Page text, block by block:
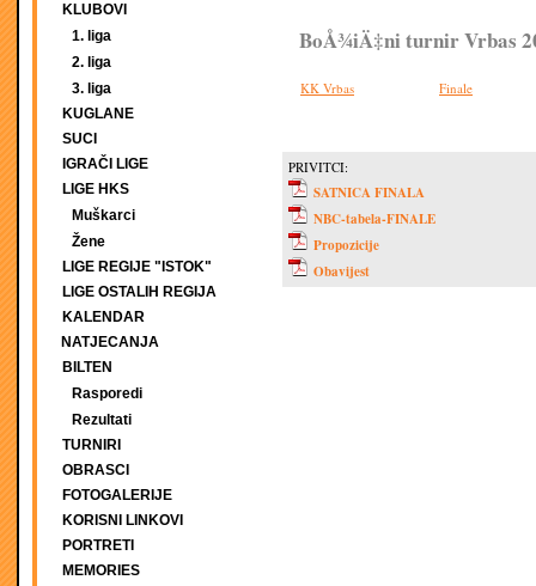
KLUBOVI
1. liga
2. liga
3. liga
KUGLANE
SUCI
IGRAČI LIGE
LIGE HKS
Muškarci
Žene
LIGE REGIJE "ISTOK"
LIGE OSTALIH REGIJA
KALENDAR
NATJECANJA
BILTEN
Rasporedi
Rezultati
TURNIRI
OBRASCI
FOTOGALERIJE
KORISNI LINKOVI
PORTRETI
MEMORIES
BoÅ¾iÄ‡ni turnir Vrbas
KK Vrbas Finale
PRIVITCI:
SATNICA FINALA
NBC-tabela-FINALE
Propozicije
Obavijest